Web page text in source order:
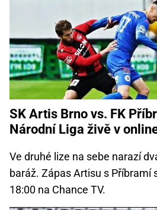
SK Artis Brno vs. FK
Národní Liga živě v
Ve druhé lize na sebe narazí
baráž. Zápas Artisu s Příbramí
18:00 na Chance TV.